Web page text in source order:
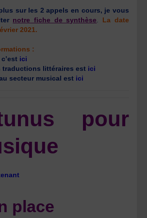
sur les 2 appels en cours, je vous
notre fiche de synthèse. La date
2021.
:
ici
traductions littéraires est ici
secteur musical est ici
pour
place